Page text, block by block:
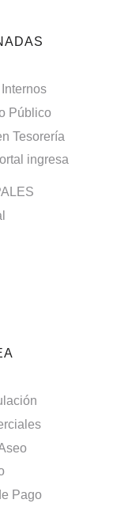
Público
Tesorería
ingresa
Pago